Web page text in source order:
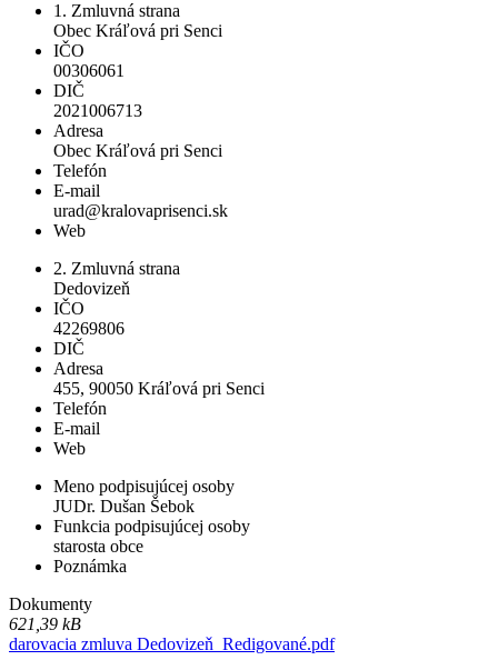
1. Zmluvná strana
Obec Kráľová pri Senci
IČO
00306061
DIČ
2021006713
Adresa
Obec Kráľová pri Senci
Telefón
E-mail
urad@kralovaprisenci.sk
Web
2. Zmluvná strana
Dedovizeň
IČO
42269806
DIČ
Adresa
455, 90050 Kráľová pri Senci
Telefón
E-mail
Web
Meno podpisujúcej osoby
JUDr. Dušan Šebok
Funkcia podpisujúcej osoby
starosta obce
Poznámka
Dokumenty
621,39 kB
darovacia zmluva Dedovizeň_Redigované.pdf